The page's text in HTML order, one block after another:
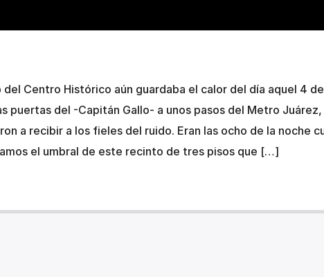
del Centro Histórico aún guardaba el calor del día aquel 4
puertas del -Capitán Gallo- a unos pasos del Metro Juárez,
a recibir a los fieles del ruido. Eran las ocho de la noche
el umbral de este recinto de tres pisos que […]